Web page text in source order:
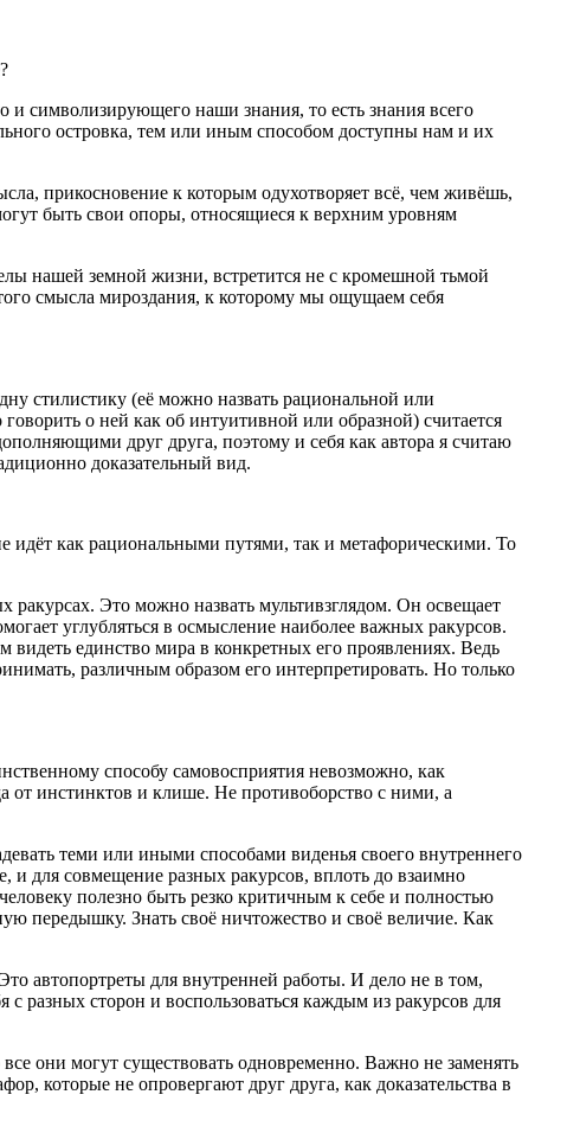
символизирующего наши знания, то есть знания всего
островка, тем или иным способом доступны нам и их
прикосновение к которым одухотворяет всё, чем живёшь,
быть свои опоры, относящиеся к верхним уровням
нашей земной жизни, встретится не с кромешной тьмой
смысла мироздания, к которому мы ощущаем себя
стилистику (её можно назвать рациональной или
о ней как об интуитивной или образной) считается
друг друга, поэтому и себя как автора я считаю
доказательный вид.
как рациональными путями, так и метафорическими. То
Это можно назвать мультивзглядом. Он освещает
углубляться в осмысление наиболее важных ракурсов.
видеть единство мира в конкретных его проявлениях. Ведь
различным образом его интерпретировать. Но только
способу самовосприятия невозможно, как
от инстинктов и клише. Не противоборство с ними, а
теми или иными способами виденья своего внутреннего
и для совмещение разных ракурсов, вплоть до взаимно
полезно быть резко критичным к себе и полностью
передышку. Знать своё ничтожество и своё величие. Как
автопортреты для внутренней работы. И дело не в том,
разных сторон и воспользоваться каждым из ракурсов для
они могут существовать одновременно. Важно не заменять
которые не опровергают друг друга, как доказательства в